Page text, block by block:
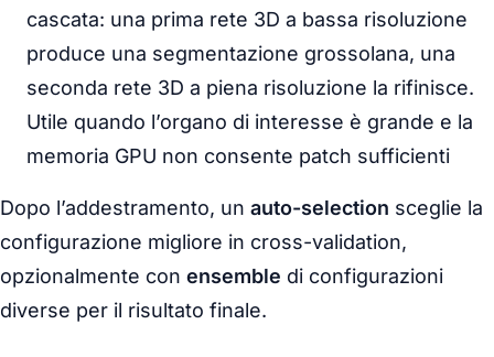
cascata: una prima rete 3D a bassa risoluzione
produce una segmentazione grossolana, una
seconda rete 3D a piena risoluzione la rifinisce.
Utile quando l’organo di interesse è grande e la
memoria GPU non consente patch sufficienti
Dopo l’addestramento, un auto-selection sceglie la
configurazione migliore in cross-validation,
opzionalmente con ensemble di configurazioni
diverse per il risultato finale.